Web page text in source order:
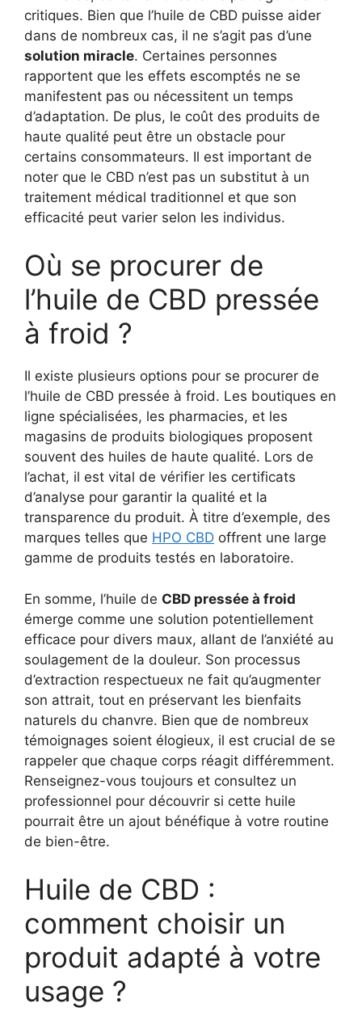
critiques. Bien que l’huile de CBD puisse aider
dans de nombreux cas, il ne s’agit pas d’une
solution miracle. Certaines personnes
rapportent que les effets escomptés ne se
manifestent pas ou nécessitent un temps
d’adaptation. De plus, le coût des produits de
haute qualité peut être un obstacle pour
certains consommateurs. Il est important de
noter que le CBD n’est pas un substitut à un
traitement médical traditionnel et que son
efficacité peut varier selon les individus.
Où se procurer de
l’huile de CBD pressée
à froid ?
Il existe plusieurs options pour se procurer de
l’huile de CBD pressée à froid. Les boutiques en
ligne spécialisées, les pharmacies, et les
magasins de produits biologiques proposent
souvent des huiles de haute qualité. Lors de
l’achat, il est vital de vérifier les certificats
d’analyse pour garantir la qualité et la
transparence du produit. À titre d’exemple, des
marques telles que HPO CBD offrent une large
gamme de produits testés en laboratoire.
En somme, l’huile de CBD pressée à froid
émerge comme une solution potentiellement
efficace pour divers maux, allant de l’anxiété au
soulagement de la douleur. Son processus
d’extraction respectueux ne fait qu’augmenter
son attrait, tout en préservant les bienfaits
naturels du chanvre. Bien que de nombreux
témoignages soient élogieux, il est crucial de se
rappeler que chaque corps réagit différemment.
Renseignez-vous toujours et consultez un
professionnel pour découvrir si cette huile
pourrait être un ajout bénéfique à votre routine
de bien-être.
Huile de CBD :
comment choisir un
produit adapté à votre
usage ?